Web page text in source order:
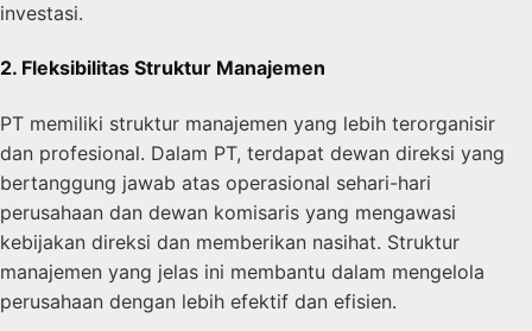
investasi.
2. Fleksibilitas Struktur Manajemen
PT memiliki struktur manajemen yang lebih terorganisir
dan profesional. Dalam PT, terdapat dewan direksi yang
bertanggung jawab atas operasional sehari-hari
perusahaan dan dewan komisaris yang mengawasi
kebijakan direksi dan memberikan nasihat. Struktur
manajemen yang jelas ini membantu dalam mengelola
perusahaan dengan lebih efektif dan efisien.